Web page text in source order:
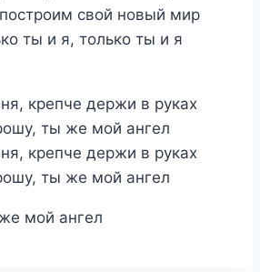
свой новый мир
ты и я, только ты и я
крепче держи в руках
ты же мой ангел
крепче держи в руках
ты же мой ангел
мой ангел